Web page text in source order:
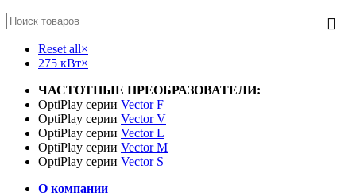
Reset all×
275 кВт×
ЧАСТОТНЫЕ ПРЕОБРАЗОВАТЕЛИ:
OptiPlay серии Vector F
OptiPlay серии Vector V
OptiPlay серии Vector L
OptiPlay серии Vector M
OptiPlay серии Vector S
О компании